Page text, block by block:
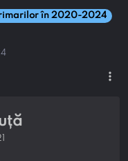
în 2020-2024
more_vert